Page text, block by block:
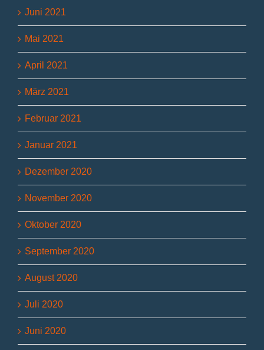
Juni 2021
Mai 2021
April 2021
März 2021
Februar 2021
Januar 2021
Dezember 2020
November 2020
Oktober 2020
September 2020
August 2020
Juli 2020
Juni 2020